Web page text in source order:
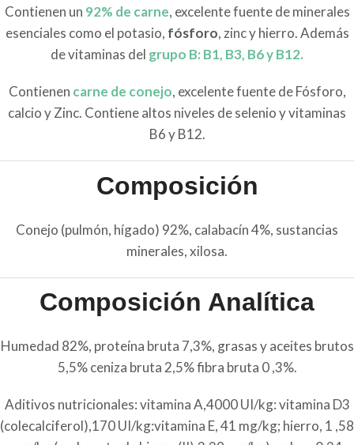
Contienen un 92% de carne, excelente fuente de minerales
esenciales como el potasio, fósforo, zinc y hierro. Además
de vitaminas del grupo B: B1, B3, B6 y B12.
Contienen carne de conejo, excelente fuente de Fósforo,
calcio y Zinc. Contiene altos niveles de selenio y vitaminas
B6 y B12.
Composición
Conejo (pulmón, hígado) 92%, calabacín 4%, sustancias
minerales, xilosa.
Composición Analítica
Humedad 82%, proteína bruta 7,3%, grasas y aceites brutos
5,5% ceniza bruta 2,5% fibra bruta 0 ,3%.
Aditivos nutricionales: vitamina A,4000 UI/kg: vitamina D3
(colecalciferol),170 UI/kg:vitamina E, 41 mg/kg; hierro, 1 ,58